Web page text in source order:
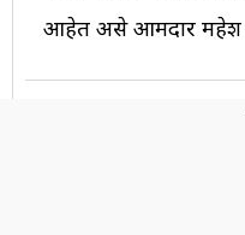
आहेत असे आमदार महेश